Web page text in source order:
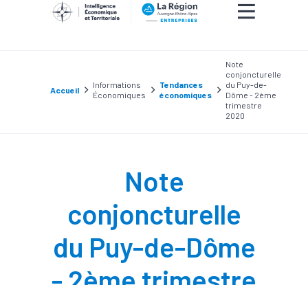
Accueil
Informations
Économiques
Tendances
économiques
Note
conjoncturelle
du Puy-de-
Dôme - 2ème
trimestre
2020
Note
conjoncturelle
du Puy-de-Dôme